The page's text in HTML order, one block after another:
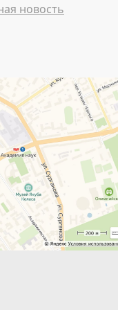
новость